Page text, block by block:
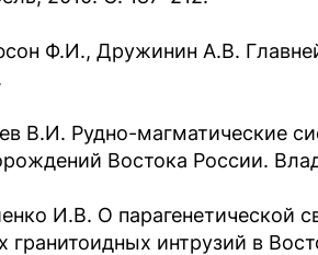
Ф.И., Дружинин А.В.
В.И. Рудно-магматические
Востока России.
И.В. О парагенетической
гранитоидных интрузий в